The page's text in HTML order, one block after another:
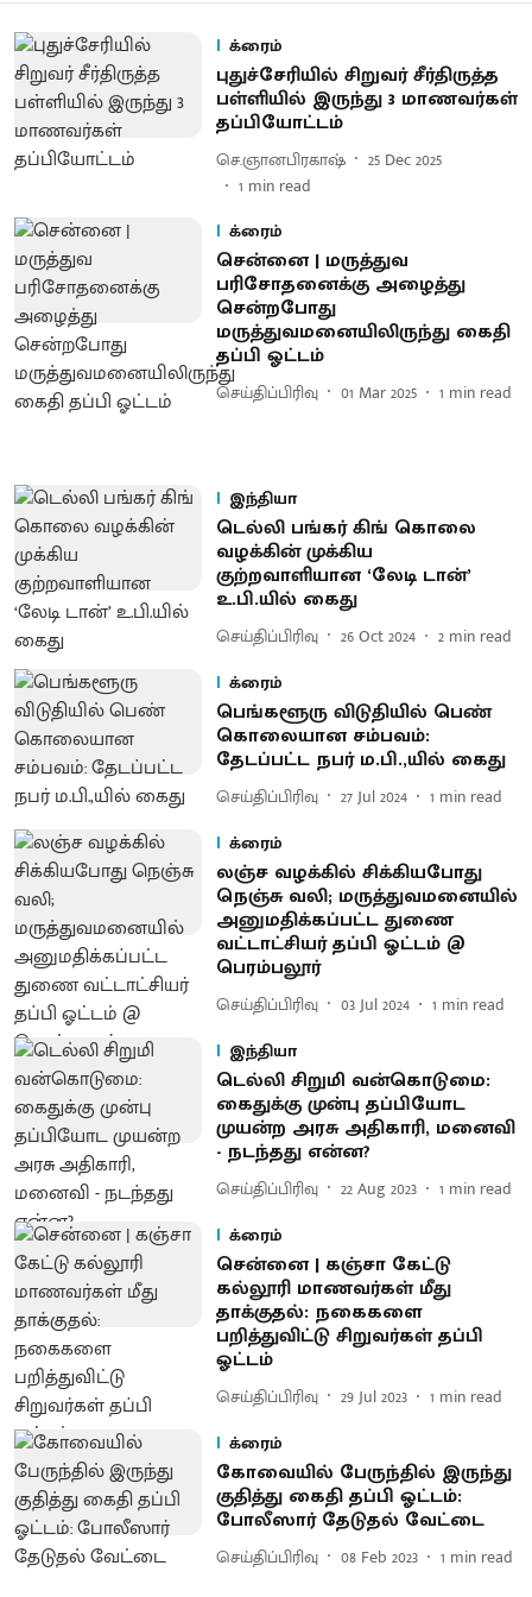
க்ரைம்
புதுச்சேரியில் சிறுவர் சீர்திருத்த
பள்ளியில் இருந்து 3 மாணவர்கள்
தப்பியோட்டம்
செ.ஞானபிரகாஷ்
25 Dec 2025
1 min read
க்ரைம்
சென்னை | மருத்துவ
பரிசோதனைக்கு அழைத்து
சென்றபோது
மருத்துவமனையிலிருந்து கைதி
தப்பி ஓட்டம்
செய்திப்பிரிவு 01 Mar 2025 1 min read
இந்தியா
டெல்லி பங்கர் கிங் கொலை
வழக்கின் முக்கிய
குற்றவாளியான ‘லேடி டான்’
உ.பி.யில் கைது
செய்திப்பிரிவு 26 Oct 2024 2 min read
க்ரைம்
பெங்களூரு விடுதியில் பெண்
கொலையான சம்பவம்:
தேடப்பட்ட நபர் ம.பி.,யில் கைது
செய்திப்பிரிவு 27 Jul 2024 1 min read
க்ரைம்
லஞ்ச வழக்கில் சிக்கியபோது
நெஞ்சு வலி; மருத்துவமனையில்
அனுமதிக்கப்பட்ட துணை
வட்டாட்சியர் தப்பி ஓட்டம் @
பெரம்பலூர்
செய்திப்பிரிவு 03 Jul 2024 1 min read
இந்தியா
டெல்லி சிறுமி வன்கொடுமை:
கைதுக்கு முன்பு தப்பியோட
முயன்ற அரசு அதிகாரி, மனைவி
- நடந்தது என்ன?
செய்திப்பிரிவு 22 Aug 2023 1 min read
க்ரைம்
சென்னை | கஞ்சா கேட்டு
கல்லூரி மாணவர்கள் மீது
தாக்குதல்: நகைகளை
பறித்துவிட்டு சிறுவர்கள் தப்பி
ஓட்டம்
செய்திப்பிரிவு 29 Jul 2023 1 min read
க்ரைம்
கோவையில் பேருந்தில் இருந்து
குதித்து கைதி தப்பி ஓட்டம்:
போலீஸார் தேடுதல் வேட்டை
செய்திப்பிரிவு 08 Feb 2023 1 min read